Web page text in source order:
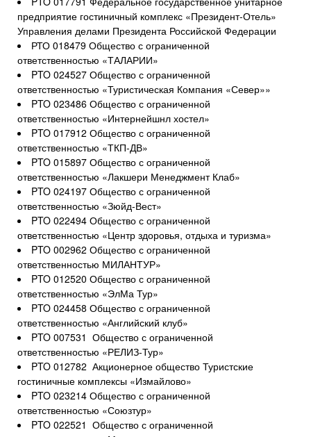
предприятие гостиничный комплекс «Президент-Отель»
Управления делами Президента Российской Федерации
РТО 018479 Общество с ограниченной
ответственностью «ТАЛАРИИ»
PTO 024527 Общество с ограниченной
ответственностью «Туристическая Компания «Север»»
PTO 023486 Общество с ограниченной
ответственностью «Интернейшнл хостел»
PTO 017912 Общество с ограниченной
ответственностью «ТКП-ДВ»
PTO 015897 Общество с ограниченной
ответственностью «Лакшери Менеджмент Клаб»
PTO 024197 Общество с ограниченной
ответственностью «Зюйд-Вест»
PTO 022494 Общество с ограниченной
ответственностью «Центр здоровья, отдыха и туризма»
PTO 002962 Общество с ограниченной
ответственностью МИЛАНТУР»
PTO 012520 Общество с ограниченной
ответственностью «ЭлМа Тур»
PTO 024458 Общество с ограниченной
ответственностью «Английский клуб»
PTO 007531 Общество с ограниченной
ответственностью «РЕЛИЗ-Тур»
PTO 012782 Акционерное общество Туристские
гостиничные комплексы «Измайлово»
PTO 023214 Общество с ограниченной
ответственностью «Союзтур»
PTO 022521 Общество с ограниченной